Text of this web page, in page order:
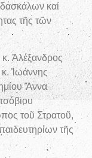
καί
τῆς τῶν
Ἀλέξανδρος
κ. Ἰωάννης
Ἄννα
τοῦ Στρατοῦ,
τῆς